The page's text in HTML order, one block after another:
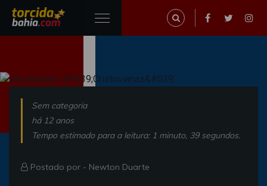
Sem categoria
há 12 anos
Tempo estimado para a leitura: 1 minuto, 39 segundos.
Postado por - Newton Duarte